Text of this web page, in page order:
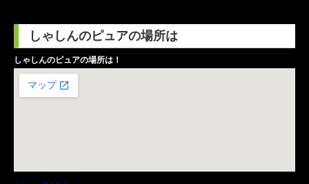
しゃしんのピュアの場所は
しゃしんのピュアの場所は！